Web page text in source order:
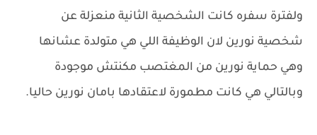
ولفترة سفره كانت الشخصية الثانية منعزلة عن
شخصية نورين لان الوظيفة اللي هي متولدة عشانها
وهي حماية نورين من المغتصب مكنتش موجودة
وبالتالي هي كانت مطمورة لاعتقادها بامان نورين حاليا.